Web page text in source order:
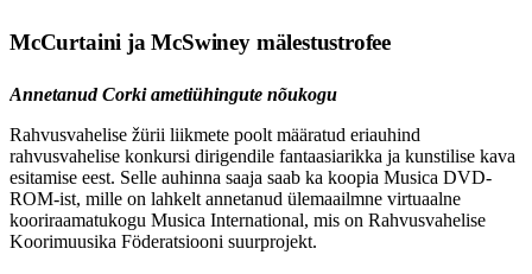
McCurtaini ja McSwiney mälestustrofee
Annetanud Corki ametiühingute nõukogu
Rahvusvahelise žürii liikmete poolt määratud eriauhind
rahvusvahelise konkursi dirigendile fantaasiarikka ja kunstilise kava
esitamise eest. Selle auhinna saaja saab ka koopia Musica DVD-
ROM-ist, mille on lahkelt annetanud ülemaailmne virtuaalne
kooriraamatukogu Musica International, mis on Rahvusvahelise
Koorimuusika Föderatsiooni suurprojekt.